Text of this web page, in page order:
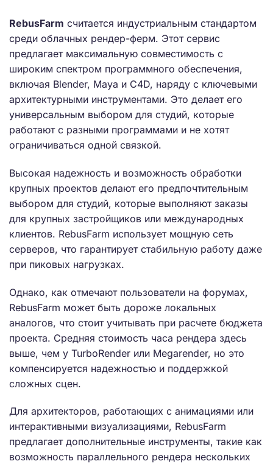
RebusFarm считается индустриальным стандартом
среди облачных рендер-ферм. Этот сервис
предлагает максимальную совместимость с
широким спектром программного обеспечения,
включая Blender, Maya и C4D, наряду с ключевыми
архитектурными инструментами. Это делает его
универсальным выбором для студий, которые
работают с разными программами и не хотят
ограничиваться одной связкой.
Высокая надежность и возможность обработки
крупных проектов делают его предпочтительным
выбором для студий, которые выполняют заказы
для крупных застройщиков или международных
клиентов. RebusFarm использует мощную сеть
серверов, что гарантирует стабильную работу даже
при пиковых нагрузках.
Однако, как отмечают пользователи на форумах,
RebusFarm может быть дороже локальных
аналогов, что стоит учитывать при расчете бюджета
проекта. Средняя стоимость часа рендера здесь
выше, чем у TurboRender или Megarender, но это
компенсируется надежностью и поддержкой
сложных сцен.
Для архитекторов, работающих с анимациями или
интерактивными визуализациями, RebusFarm
предлагает дополнительные инструменты, такие как
возможность параллельного рендера нескольких